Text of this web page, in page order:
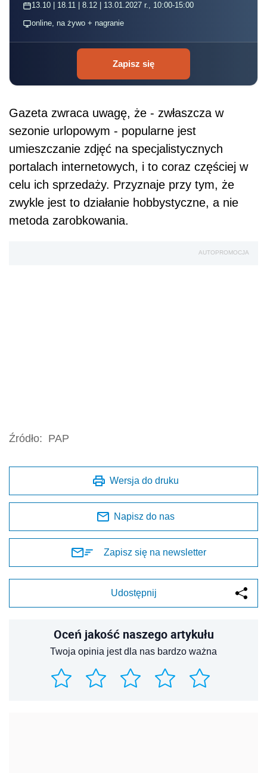
13.10 | 18.11 | 8.12 | 13.01.2027 r., 10:00-15:00
online, na żywo + nagranie
Zapisz się
Gazeta zwraca uwagę, że - zwłaszcza w
sezonie urlopowym - popularne jest
umieszczanie zdjęć na specjalistycznych
portalach internetowych, i to coraz częściej w
celu ich sprzedaży. Przyznaje przy tym, że
zwykle jest to działanie hobbystyczne, a nie
metoda zarobkowania.
AUTOPROMOCJA
Źródło: PAP
Wersja do druku
Napisz do nas
Zapisz się na newsletter
Udostępnij
Oceń jakość naszego artykułu
Twoja opinia jest dla nas bardzo ważna